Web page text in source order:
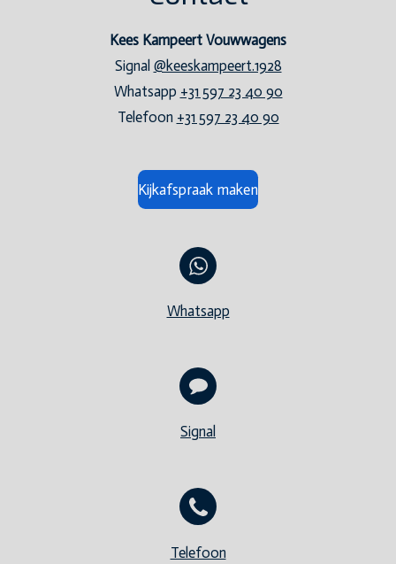
Kees Kampeert Vouwwagens
Signal @keeskampeert.1928
Whatsapp +31 597 23 40 90
Telefoon +31 597 23 40 90
Kijkafspraak maken
Whatsapp
Signal
Telefoon